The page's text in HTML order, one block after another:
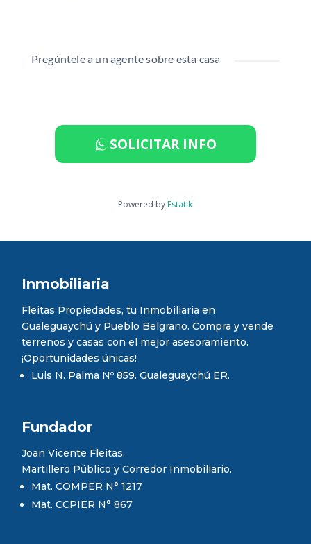
Pregúntele a un agente sobre esta casa
SOLICITAR INFO
Powered by Estatik
Inmobiliaria
Fleitas Propiedades, tu Inmobiliaria en
Gualeguaychú y Pueblo Belgrano. Compra y vende
terrenos y casas con el mejor asesoramiento.
¡Oportunidades únicas!
Luis N. Palma Nº 859. Gualeguaychú ER.
Fundador
Joan Vicente Fleitas.
Martillero Público y Corredor Inmobiliario.
Mat. COMPER N° 1217
Mat. CCPIER N° 867